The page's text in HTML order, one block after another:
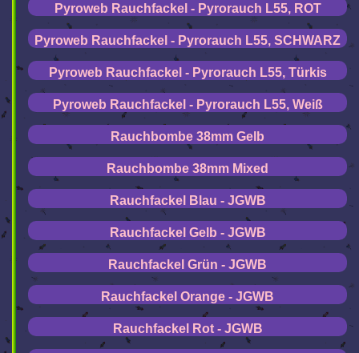
Pyroweb Rauchfackel - Pyrorauch L55, ROT
Pyroweb Rauchfackel - Pyrorauch L55, SCHWARZ
Pyroweb Rauchfackel - Pyrorauch L55, Türkis
Pyroweb Rauchfackel - Pyrorauch L55, Weiß
Rauchbombe 38mm Gelb
Rauchbombe 38mm Mixed
Rauchfackel Blau - JGWB
Rauchfackel Gelb - JGWB
Rauchfackel Grün - JGWB
Rauchfackel Orange - JGWB
Rauchfackel Rot - JGWB